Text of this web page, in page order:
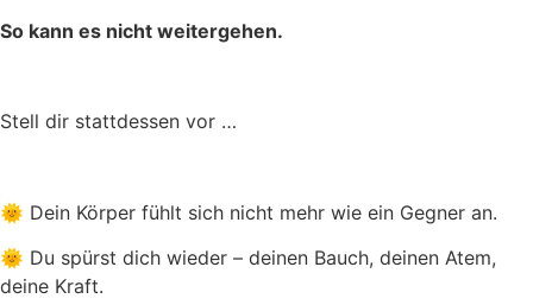
So kann es nicht weitergehen.
Stell dir stattdessen vor …
🌞 Dein Körper fühlt sich nicht mehr wie ein Gegner an.
🌞 Du spürst dich wieder – deinen Bauch, deinen Atem,
deine Kraft.